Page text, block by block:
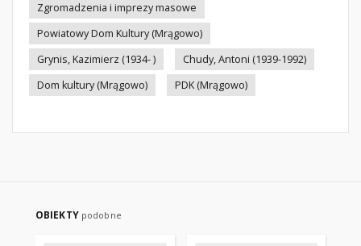
Zgromadzenia i imprezy masowe
Powiatowy Dom Kultury (Mrągowo)
Grynis, Kazimierz (1934- )
Chudy, Antoni (1939-1992)
Dom kultury (Mrągowo)
PDK (Mrągowo)
OBIEKTY podobne